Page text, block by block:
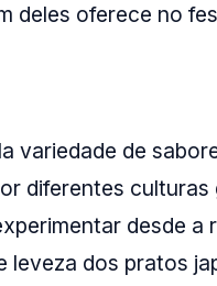
deles oferece no
variedade de
diferentes
desde a
leveza dos pratos